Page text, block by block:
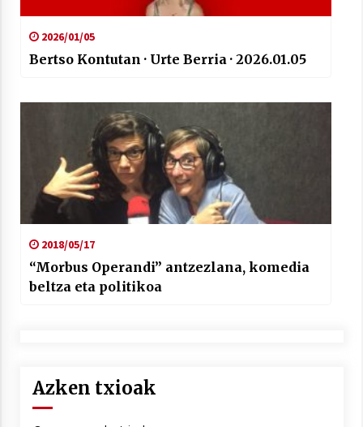
2026/01/05
Bertso Kontutan · Urte Berria · 2026.01.05
2018/05/17
“Morbus Operandi” antzezlana, komedia
beltza eta politikoa
Azken txioak